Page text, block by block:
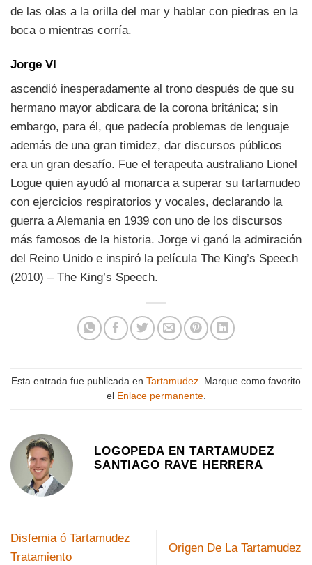
de las olas a la orilla del mar y hablar con piedras en la
boca o mientras corría.
Jorge VI
ascendió inesperadamente al trono después de que su
hermano mayor abdicara de la corona británica; sin
embargo, para él, que padecía problemas de lenguaje
además de una gran timidez, dar discursos públicos
era un gran desafío. Fue el terapeuta australiano Lionel
Logue quien ayudó al monarca a superar su tartamudeo
con ejercicios respiratorios y vocales, declarando la
guerra a Alemania en 1939 con uno de los discursos
más famosos de la historia. Jorge vi ganó la admiración
del Reino Unido e inspiró la película The King’s Speech
(2010) – The King’s Speech.
Esta entrada fue publicada en Tartamudez . Marque como favorito
el Enlace permanente.
LOGOPEDA EN TARTAMUDEZ
SANTIAGO RAVE HERRERA
Disfemia ó Tartamudez
Tratamiento
Origen De La Tartamudez